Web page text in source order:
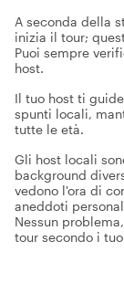
A seconda della
inizia il tour;
Puoi sempre
host.
Il tuo host ti
spunti locali,
tutte le età.
Gli host locali
background
vedono l'ora di
aneddoti
Nessun
tour secondo i